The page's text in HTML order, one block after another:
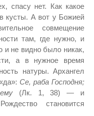
спасу нет. Как какое
кусты. А вот у Божией
совмещение
там, где нужно, и
не видно было никак,
а в нужное время
натуры. Архангел
Се, раба Господня;
(Лк. 1, 38) ­— и
становится